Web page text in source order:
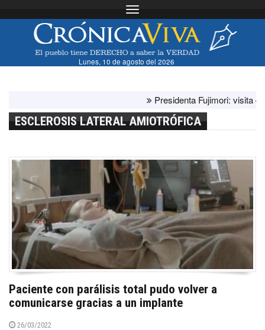
Toggle navigation
Lunes, 10 de agosto del 2026
Presidenta Fujimori: visita del
ESCLEROSIS LATERAL AMIOTRÓFICA
Paciente con parálisis total pudo volver a
comunicarse gracias a un implante
26/03/2022